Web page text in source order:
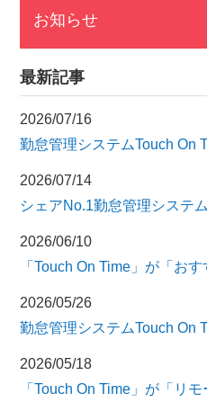
お知らせ
最新記事
2026/07/16
勤怠管理システムTouch On
2026/07/14
シェアNo.1勤怠管理システ
2026/06/10
「Touch On Time」が「お
2026/05/26
勤怠管理システムTouch On
2026/05/18
「Touch On Time」が「リ